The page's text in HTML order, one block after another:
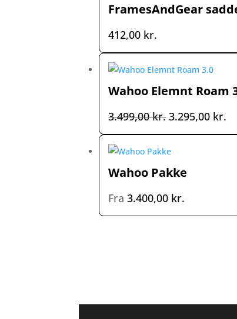
FramesAndGear
412,00 kr.
Wahoo Elemnt Roam
3.499,00kr. Den
oprindelige
3.499,00 kr..
3.295,00 kr.
Wahoo Pakke
Fra3.400,00 kr.